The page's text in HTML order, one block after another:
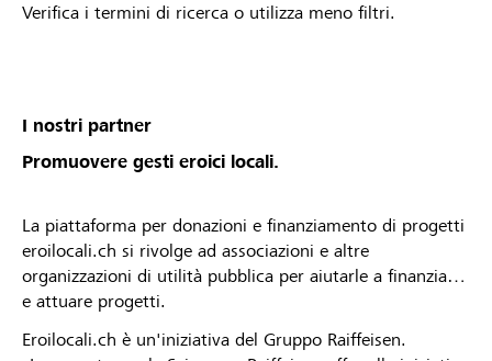
Verifica i termini di ricerca o utilizza meno filtri.
I nostri partner
Promuovere gesti eroici locali.
La piattaforma per donazioni e finanziamento di progetti
eroilocali.ch si rivolge ad associazioni e altre
organizzazioni di utilità pubblica per aiutarle a finanziare
e attuare progetti.
Eroilocali.ch è un'iniziativa del Gruppo Raiffeisen.